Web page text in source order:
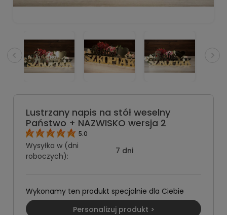
Lustrzany napis na stół weselny
Państwo + NAZWISKO wersja 2
5.0
Wysyłka w (dni
roboczych):
7 dni
Wykonamy ten produkt specjalnie dla Ciebie
Personalizuj produkt >